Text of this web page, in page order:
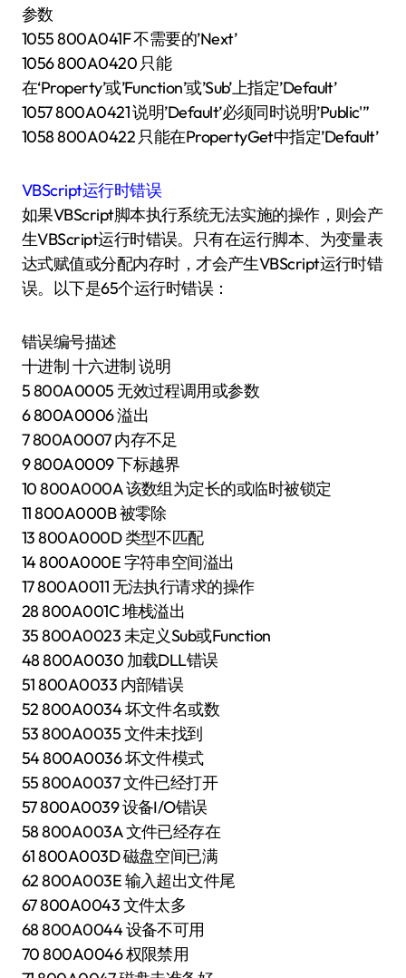
参数
1055 800A041F 不需要的’Next’
1056 800A0420 只能
在‘Property’或’Function’或’Sub’上指定’Default’
1057 800A0421 说明’Default’必须同时说明’Public'”
1058 800A0422 只能在PropertyGet中指定’Default’
VBScript运行时错误
如果VBScript脚本执行系统无法实施的操作，则会产
生VBScript运行时错误。只有在运行脚本、为变量表
达式赋值或分配内存时，才会产生VBScript运行时错
误。以下是65个运行时错误：
错误编号描述
十进制 十六进制 说明
5 800A0005 无效过程调用或参数
6 800A0006 溢出
7 800A0007 内存不足
9 800A0009 下标越界
10 800A000A 该数组为定长的或临时被锁定
11 800A000B 被零除
13 800A000D 类型不匹配
14 800A000E 字符串空间溢出
17 800A0011 无法执行请求的操作
28 800A001C 堆栈溢出
35 800A0023 未定义Sub或Function
48 800A0030 加载DLL错误
51 800A0033 内部错误
52 800A0034 坏文件名或数
53 800A0035 文件未找到
54 800A0036 坏文件模式
55 800A0037 文件已经打开
57 800A0039 设备I/O错误
58 800A003A 文件已经存在
61 800A003D 磁盘空间已满
62 800A003E 输入超出文件尾
67 800A0043 文件太多
68 800A0044 设备不可用
70 800A0046 权限禁用